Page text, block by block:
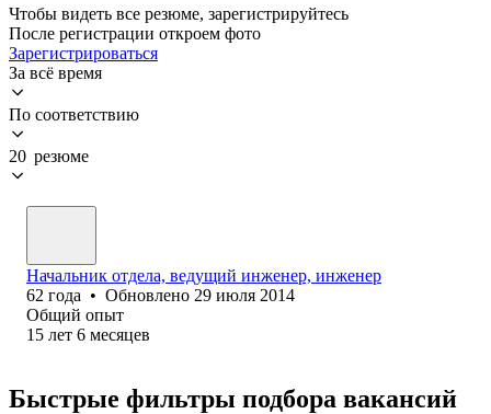
Чтобы видеть все резюме, зарегистрируйтесь
После регистрации откроем фото
Зарегистрироваться
За всё время
По соответствию
20 резюме
Начальник отдела, ведущий инженер, инженер
62 года • Обновлено 29 июля 2014
Общий опыт
15 лет 6 месяцев
Быстрые фильтры подбора вакансий